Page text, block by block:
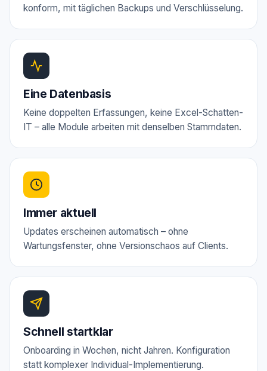
konform, mit täglichen Backups und Verschlüsselung.
Eine Datenbasis
Keine doppelten Erfassungen, keine Excel-Schatten-
IT – alle Module arbeiten mit denselben Stammdaten.
Immer aktuell
Updates erscheinen automatisch – ohne
Wartungsfenster, ohne Versionschaos auf Clients.
Schnell startklar
Onboarding in Wochen, nicht Jahren. Konfiguration
statt komplexer Individual-Implementierung.